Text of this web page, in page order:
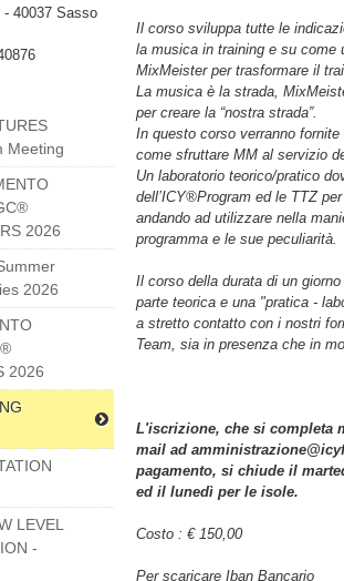
40037 Sasso
Meeting
2026
2026
2026
LEVEL
-
Il corso sviluppa tutte le
la musica in training e su come
MixMeister per trasformare il
La musica è la strada,
per creare la “nostra strada”.
In questo corso verranno
come sfruttare MM al servizio
Un laboratorio teorico/pratico
dell’ICY®Program ed le TTZ
andando ad utilizzare nella
programma e le sue peculiarità.
Il corso della durata di un
parte teorica e una "pratica -
a stretto contatto con i nostri
Team, sia in presenza che in
L'iscrizione, che si completa
mail ad
pagamento, si chiude il
ed il lunedì per le isole.
Costo : € 150,00
Per scaricare Iban Bancario